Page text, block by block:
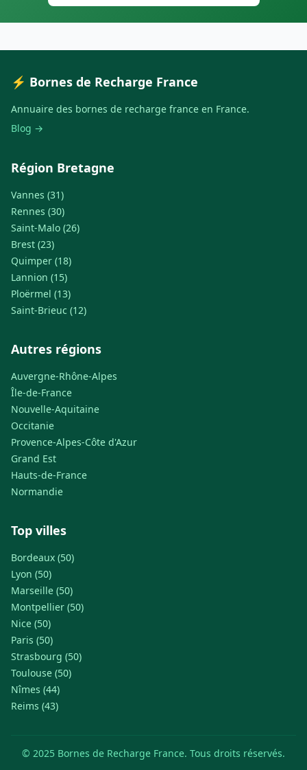
⚡ Bornes de Recharge France
Annuaire des bornes de recharge france en France.
Blog →
Région Bretagne
Vannes (31)
Rennes (30)
Saint-Malo (26)
Brest (23)
Quimper (18)
Lannion (15)
Ploërmel (13)
Saint-Brieuc (12)
Autres régions
Auvergne-Rhône-Alpes
Île-de-France
Nouvelle-Aquitaine
Occitanie
Provence-Alpes-Côte d'Azur
Grand Est
Hauts-de-France
Normandie
Top villes
Bordeaux (50)
Lyon (50)
Marseille (50)
Montpellier (50)
Nice (50)
Paris (50)
Strasbourg (50)
Toulouse (50)
Nîmes (44)
Reims (43)
© 2025 Bornes de Recharge France. Tous droits réservés.